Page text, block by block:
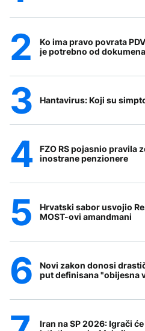
Ko ima pravo povrata
je potrebno od
Hantavirus: Koji su
FZO RS pojasnio pravila
inostrane penzionere
Hrvatski sabor usvojio
MOST-ovi amandmani
Novi zakon donosi
put definisana "obijesna
Iran na SP 2026: Igrači